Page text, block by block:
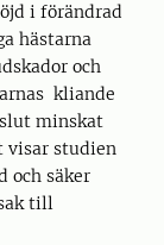
i förändrad
hästarna
och
kliande
minskat
visar studien
och säker
till